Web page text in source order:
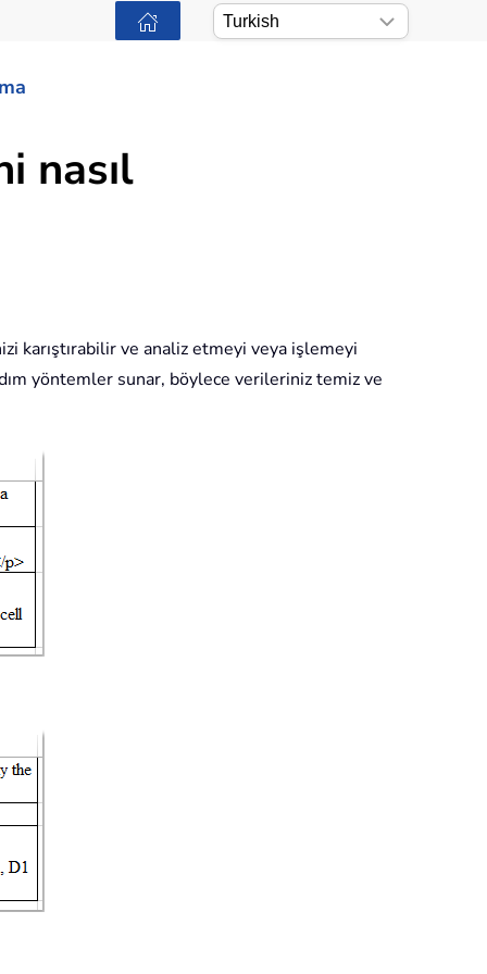
nasıl
karıştırabilir ve analiz etmeyi veya işlemeyi
yöntemler sunar, böylece verileriniz temiz ve